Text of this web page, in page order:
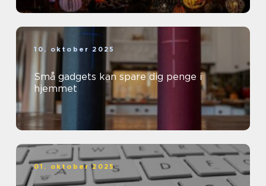
10. oktober 2025
Små gadgets kan spare dig penge i
hjemmet
01. oktober 2025